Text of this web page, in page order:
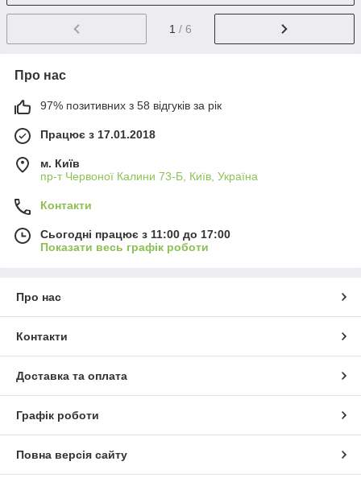
1 / 6
Про нас
97% позитивних з 58 відгуків за рік
Працює з 17.01.2018
м. Київ
пр-т Червоної Калини 73-Б, Київ, Україна
Контакти
Сьогодні працює з 11:00 до 17:00
Показати весь графік роботи
Про нас
Контакти
Доставка та оплата
Графік роботи
Повна версія сайту